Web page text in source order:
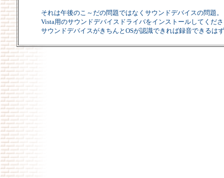
それは午後のこ～だの問題ではなくサウンドデバイスの問題。
Vista用のサウンドデバイスドライバをインストールしてくだ
サウンドデバイスがきちんとOSが認識できれば録音できるは